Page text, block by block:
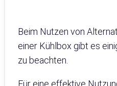
Beim Nutzen von
einer Kühlbox gibt es
zu beachten.
Für eine effektive